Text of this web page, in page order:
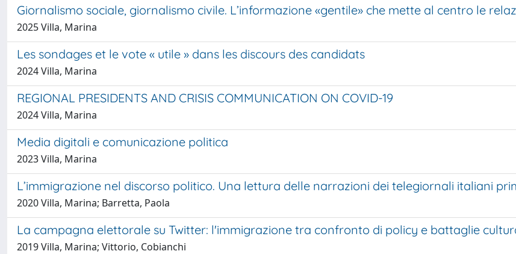
Giornalismo sociale, giornalismo civile. L’informazione «gentile» che mette al centro le
2025 Villa, Marina
Les sondages et le vote « utile » dans les discours des candidats
2024 Villa, Marina
REGIONAL PRESIDENTS AND CRISIS COMMUNICATION ON COVID-19
2024 Villa, Marina
Media digitali e comunicazione politica
2023 Villa, Marina
L’immigrazione nel discorso politico. Una lettura delle narrazioni dei telegiornali italiani
2020 Villa, Marina; Barretta, Paola
La campagna elettorale su Twitter: l'immigrazione tra confronto di policy e battaglie
2019 Villa, Marina; Vittorio, Cobianchi